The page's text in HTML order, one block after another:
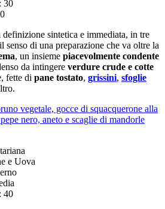
30
definizione sintetica e immediata, in tre
senso di una preparazione che va oltre la
, un insieme piacevolmente condente
da intingere verdure crude e cotte
fette di pane tostato, grissini, sfoglie
vegetale, gocce di squacquerone alla
nero, aneto e scaglie di mandorle
e Uova
40